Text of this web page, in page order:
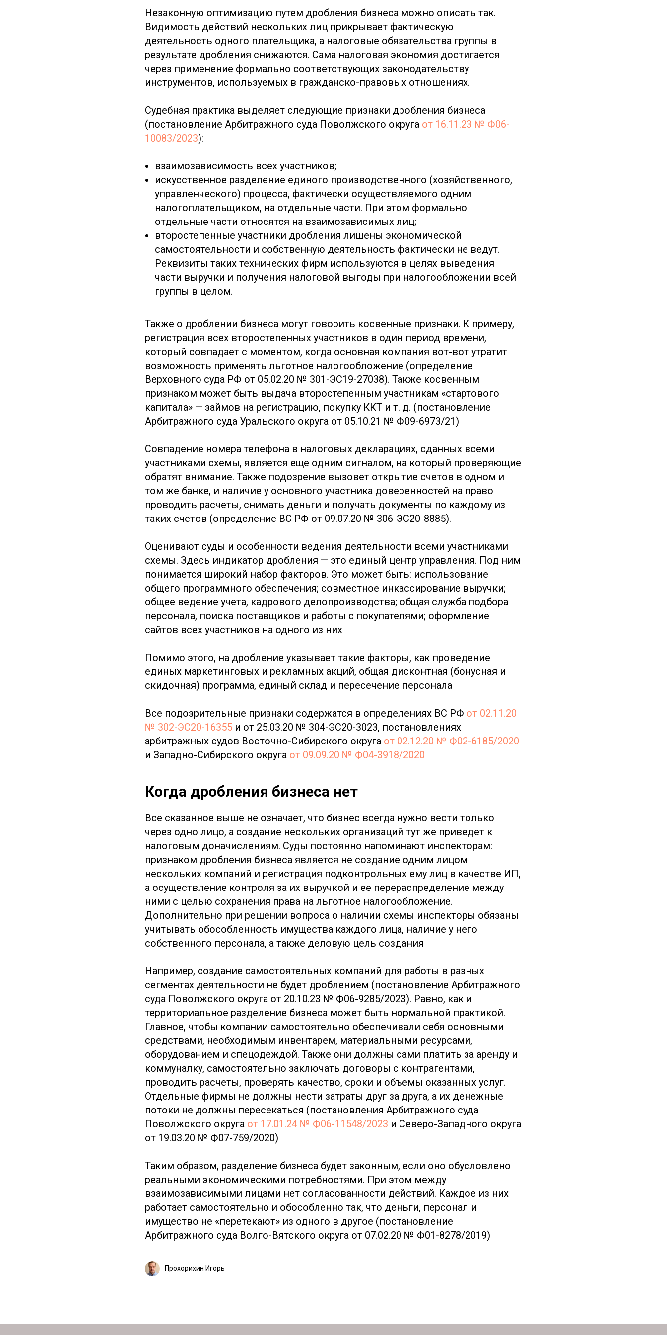
Незаконную оптимизацию путем дробления бизнеса можно описать так.
Видимость действий нескольких лиц прикрывает фактическую
деятельность одного плательщика, а налоговые обязательства группы в
результате дробления снижаются. Сама налоговая экономия достигается
через применение формально соответствующих законодательству
инструментов, используемых в гражданско-правовых отношениях.
Судебная практика выделяет следующие признаки дробления бизнеса
(постановление Арбитражного суда Поволжского округа от 16.11.23 № Ф06-
10083/2023):
взаимозависимость всех участников;
искусственное разделение единого производственного (хозяйственного,
управленческого) процесса, фактически осуществляемого одним
налогоплательщиком, на отдельные части. При этом формально
отдельные части относятся на взаимозависимых лиц;
второстепенные участники дробления лишены экономической
самостоятельности и собственную деятельность фактически не ведут.
Реквизиты таких технических фирм используются в целях выведения
части выручки и получения налоговой выгоды при налогообложении всей
группы в целом.
Также о дроблении бизнеса могут говорить косвенные признаки. К примеру,
регистрация всех второстепенных участников в один период времени,
который совпадает с моментом, когда основная компания вот-вот утратит
возможность применять льготное налогообложение (определение
Верховного суда РФ от 05.02.20 № 301-ЭС19-27038). Также косвенным
признаком может быть выдача второстепенным участникам «стартового
капитала» — займов на регистрацию, покупку ККТ и т. д. (постановление
Арбитражного суда Уральского округа от 05.10.21 № Ф09-6973/21)
Совпадение номера телефона в налоговых декларациях, сданных всеми
участниками схемы, является еще одним сигналом, на который проверяющие
обратят внимание. Также подозрение вызовет открытие счетов в одном и
том же банке, и наличие у основного участника доверенностей на право
проводить расчеты, снимать деньги и получать документы по каждому из
таких счетов (определение ВС РФ от 09.07.20 № 306-ЭС20-8885).
Оценивают суды и особенности ведения деятельности всеми участниками
схемы. Здесь индикатор дробления — это единый центр управления. Под ним
понимается широкий набор факторов. Это может быть: использование
общего программного обеспечения; совместное инкассирование выручки;
общее ведение учета, кадрового делопроизводства; общая служба подбора
персонала, поиска поставщиков и работы с покупателями; оформление
сайтов всех участников на одного из них
Помимо этого, на дробление указывает такие факторы, как проведение
единых маркетинговых и рекламных акций, общая дисконтная (бонусная и
скидочная) программа, единый склад и пересечение персонала
Все подозрительные признаки содержатся в определениях ВС РФ от 02.11.20
№ 302-ЭС20-16355 и от 25.03.20 № 304-ЭС20-3023, постановлениях
арбитражных судов Восточно-Сибирского округа от 02.12.20 № Ф02-6185/2020
и Западно-Сибирского округа от 09.09.20 № Ф04-3918/2020
Когда дробления бизнеса нет
Все сказанное выше не означает, что бизнес всегда нужно вести только
через одно лицо, а создание нескольких организаций тут же приведет к
налоговым доначислениям. Суды постоянно напоминают инспекторам:
признаком дробления бизнеса является не создание одним лицом
нескольких компаний и регистрация подконтрольных ему лиц в качестве ИП,
а осуществление контроля за их выручкой и ее перераспределение между
ними с целью сохранения права на льготное налогообложение.
Дополнительно при решении вопроса о наличии схемы инспекторы обязаны
учитывать обособленность имущества каждого лица, наличие у него
собственного персонала, а также деловую цель создания
Например, создание самостоятельных компаний для работы в разных
сегментах деятельности не будет дроблением (постановление Арбитражного
суда Поволжского округа от 20.10.23 № Ф06-9285/2023). Равно, как и
территориальное разделение бизнеса может быть нормальной практикой.
Главное, чтобы компании самостоятельно обеспечивали себя основными
средствами, необходимым инвентарем, материальными ресурсами,
оборудованием и спецодеждой. Также они должны сами платить за аренду и
коммуналку, самостоятельно заключать договоры с контрагентами,
проводить расчеты, проверять качество, сроки и объемы оказанных услуг.
Отдельные фирмы не должны нести затраты друг за друга, а их денежные
потоки не должны пересекаться (постановления Арбитражного суда
Поволжского округа от 17.01.24 № Ф06-11548/2023 и Северо-Западного округа
от 19.03.20 № Ф07-759/2020)
Таким образом, разделение бизнеса будет законным, если оно обусловлено
реальными экономическими потребностями. При этом между
взаимозависимыми лицами нет согласованности действий. Каждое из них
работает самостоятельно и обособленно так, что деньги, персонал и
имущество не «перетекают» из одного в другое (постановление
Арбитражного суда Волго-Вятского округа от 07.02.20 № Ф01-8278/2019)
Прохорихин Игорь